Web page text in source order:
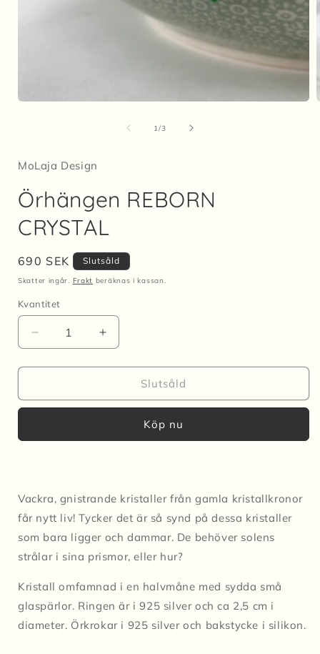
1/av
3
MoLaja Design
Örhängen REBORN
CRYSTAL
Ordinarie
pris
690 SEK Slutsåld
Skatter ingår. Frakt beräknas i kassan.
Kvantitet
Kvantitet
Minska
kvantitet
för
REBORN
Öka
kvantitet
för
Örhängen
REBORN
Slutsåld
Köp nu
Vackra, gnistrande kristaller från gamla kristallkronor
får nytt liv! Tycker det är så synd på dessa kristaller
som bara ligger och dammar. De behöver solens
strålar i sina prismor, eller hur?
Kristall omfamnad i en halvmåne med sydda små
glaspärlor. Ringen är i 925 silver och ca 2,5 cm i
diameter. Örkrokar i 925 silver och bakstycke i silikon.